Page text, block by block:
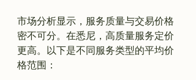
市场分析显示，服务质量与交易价格
密不可分。在悉尼，高质量服务定价
更高。以下是不同服务类型的平均价